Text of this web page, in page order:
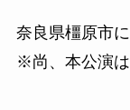
奈良県橿原市
※尚、本公演は